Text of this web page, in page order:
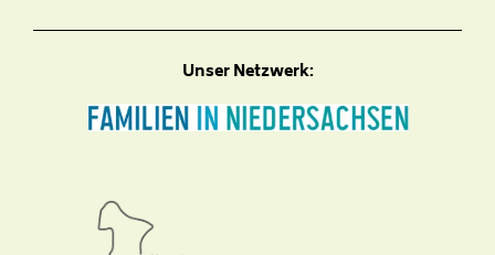
Unser Netzwerk: